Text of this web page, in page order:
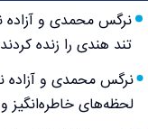
نرگس محمدی و آزاده
تند هندی را زنده کردند
نرگس محمدی و آزاده
لحظه‌های خاطره‌انگیز